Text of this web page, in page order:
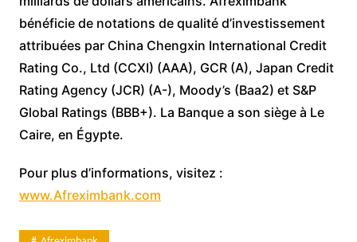
bénéficie de notations de qualité d’investissement
attribuées par China Chengxin International Credit
Rating Co., Ltd (CCXI) (AAA), GCR (A), Japan Credit
Rating Agency (JCR) (A-), Moody’s (Baa2) et S&P
Global Ratings (BBB+). La Banque a son siège à Le
Caire, en Égypte.
Pour plus d’informations, visitez :
www.Afreximbank.com